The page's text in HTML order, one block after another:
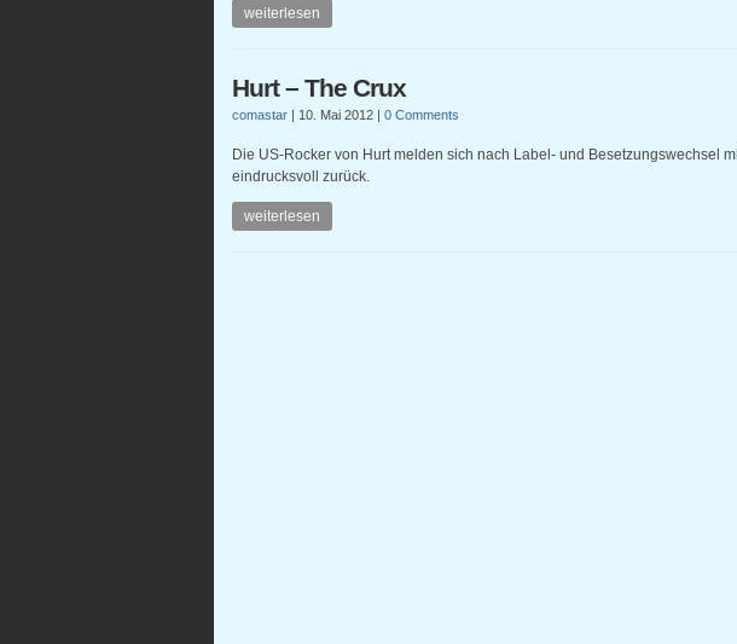
weiterlesen
Hurt – The Crux
comastar | 10. Mai 2012 | 0 Comments
Die US-Rocker von Hurt melden sich nach Label- und Besetzungswechsel
eindrucksvoll zurück.
weiterlesen